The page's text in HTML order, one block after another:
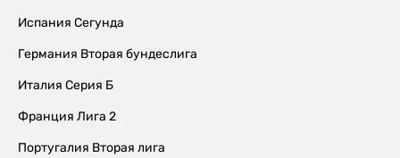
Испания Сегунда
Германия Вторая бундеслига
Италия Серия Б
Франция Лига 2
Португалия Вторая лига